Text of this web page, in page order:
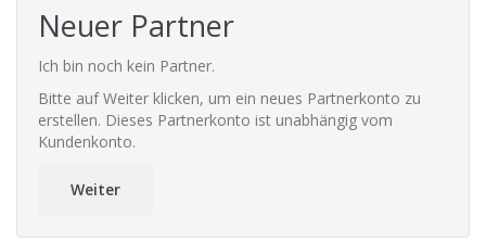
Neuer Partner
Ich bin noch kein Partner.
Bitte auf Weiter klicken, um ein neues Partnerkonto zu
erstellen. Dieses Partnerkonto ist unabhängig vom
Kundenkonto.
Weiter